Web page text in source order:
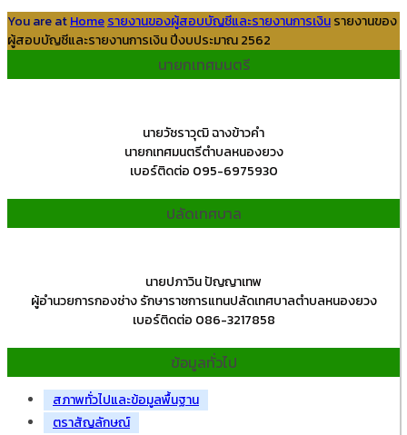
You are atHomeรายงานของผู้สอบบัญชีและรายงานการเงินรายงานของ
ผู้สอบบัญชีและรายงานการเงิน ปีงบประมาณ 2562
นายกเทศมนตรี
นายวัชราวุฒิ ฉางข้าวคำ
นายกเทศมนตรีตำบลหนองยวง
เบอร์ติดต่อ 095-6975930
ปลัดเทศบาล
นายปภาวิน ปัญญาเทพ
ผู้อำนวยการกองช่าง รักษาราชการแทนปลัดเทศบาลตำบลหนองยวง
เบอร์ติดต่อ 086-3217858
ข้อมูลทั่วไป
สภาพทั่วไปและข้อมูลพื้นฐาน
ตราสัญลักษณ์